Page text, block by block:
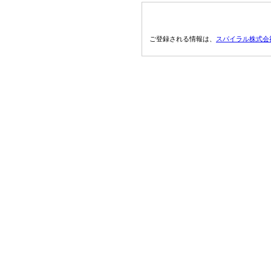
ご登録される情報は、 スパイラル株式会